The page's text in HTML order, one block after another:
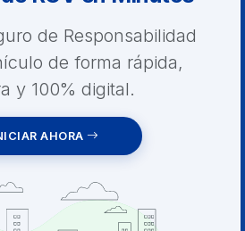
de Responsabilidad
de forma rápida,
y 100% digital.
AHORA